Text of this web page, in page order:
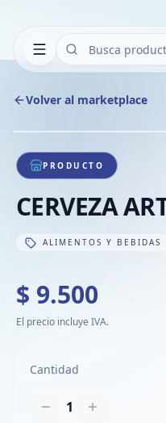
Volver al marketplace
1/1
PRODUCTO
CERVEZA
ALIMENTOS Y BEBIDAS
$ 9.500
El precio incluye IVA.
Cantidad
1